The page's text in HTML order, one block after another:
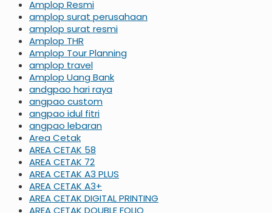
Amplop Resmi
amplop surat perusahaan
amplop surat resmi
Amplop THR
Amplop Tour Planning
amplop travel
Amplop Uang Bank
andgpao hari raya
angpao custom
angpao idul fitri
angpao lebaran
Area Cetak
AREA CETAK 58
AREA CETAK 72
AREA CETAK A3 PLUS
AREA CETAK A3+
AREA CETAK DIGITAL PRINTING
AREA CETAK DOUBLE FOLIO